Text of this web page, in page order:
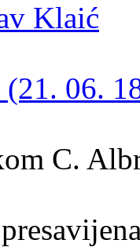
Klaić
06.
C.